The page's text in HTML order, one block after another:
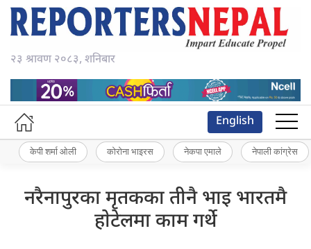
२३ श्रावण २०८३, शनिबार
English
केपी शर्मा ओली कोरोना भाइरस नेकपा एमाले नेपाली कांग्रेस
नरैनापुरका मृतकका तीनै भाइ भारतमै
हाेटेलमा काम गर्थे